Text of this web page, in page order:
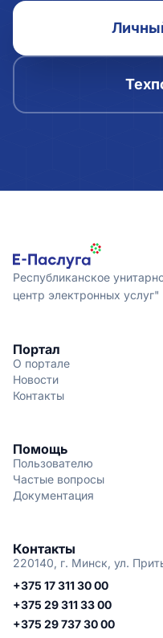
Республиканское
центр электронных услуг"
Портал
О портале
Новости
Контакты
Помощь
Пользователю
Частые вопросы
Документация
Контакты
220140, г. Минск, ул.
+375 17 311 30 00
+375 29 311 33 00
+375 29 737 30 00